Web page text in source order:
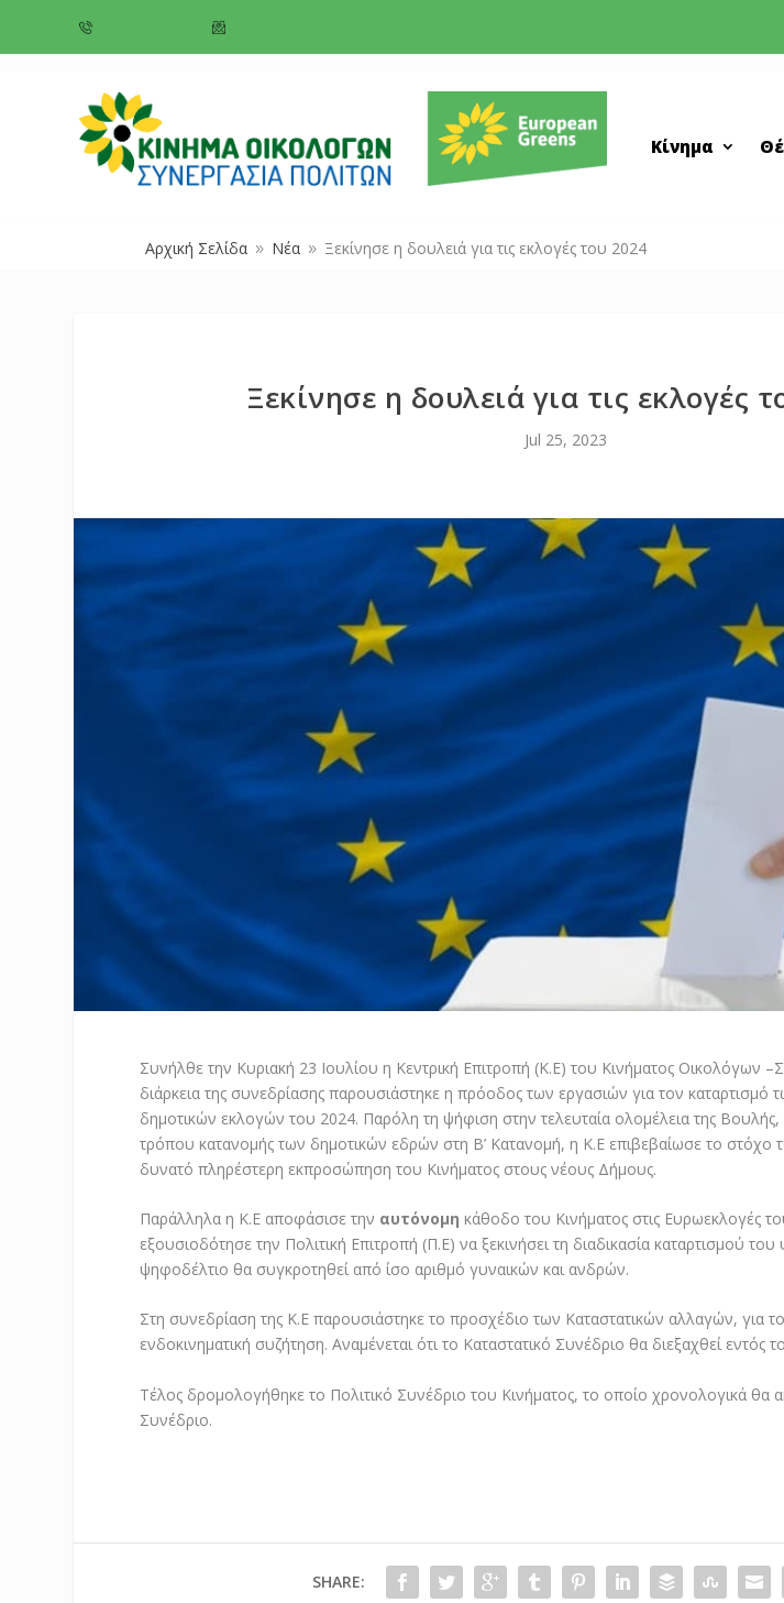
Κίνημα
Αρχική Σελίδα 9 Νέα 9 Ξεκίνησε η δουλειά για τις εκλογές του 2024
Ξεκίνησε η δουλειά για τις εκλογές
Jul 25, 2023
Συνήλθε την Κυριακή 23 Ιουλίου η Κεντρική Επιτροπή (Κ.Ε) του Κινήματος Οικολόγων
διάρκεια της συνεδρίασης παρουσιάστηκε η πρόοδος των εργασιών για τον
δημοτικών εκλογών του 2024. Παρόλη τη ψήφιση στην τελευταία ολομέλεια της Βουλής,
τρόπου κατανομής των δημοτικών εδρών στη Β’ Κατανομή, η Κ.Ε επιβεβαίωσε το στόχο
δυνατό πληρέστερη εκπροσώπηση του Κινήματος στους νέους Δήμους.
Παράλληλα η Κ.Ε αποφάσισε την αυτόνομη κάθοδο του Κινήματος στις Ευρωεκλογές
εξουσιοδότησε την Πολιτική Επιτροπή (Π.Ε) να ξεκινήσει τη διαδικασία καταρτισμού
ψηφοδέλτιο θα συγκροτηθεί από ίσο αριθμό γυναικών και ανδρών.
Στη συνεδρίαση της Κ.Ε παρουσιάστηκε το προσχέδιο των Καταστατικών αλλαγών, για
ενδοκινηματική συζήτηση. Αναμένεται ότι το Καταστατικό Συνέδριο θα διεξαχθεί
Τέλος δρομολογήθηκε το Πολιτικό Συνέδριο του Κινήματος, το οποίο χρονολογικά θα
Συνέδριο.
SHARE: